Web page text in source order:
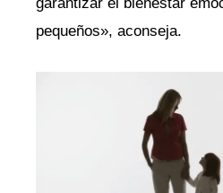
pequeños», aconseja.